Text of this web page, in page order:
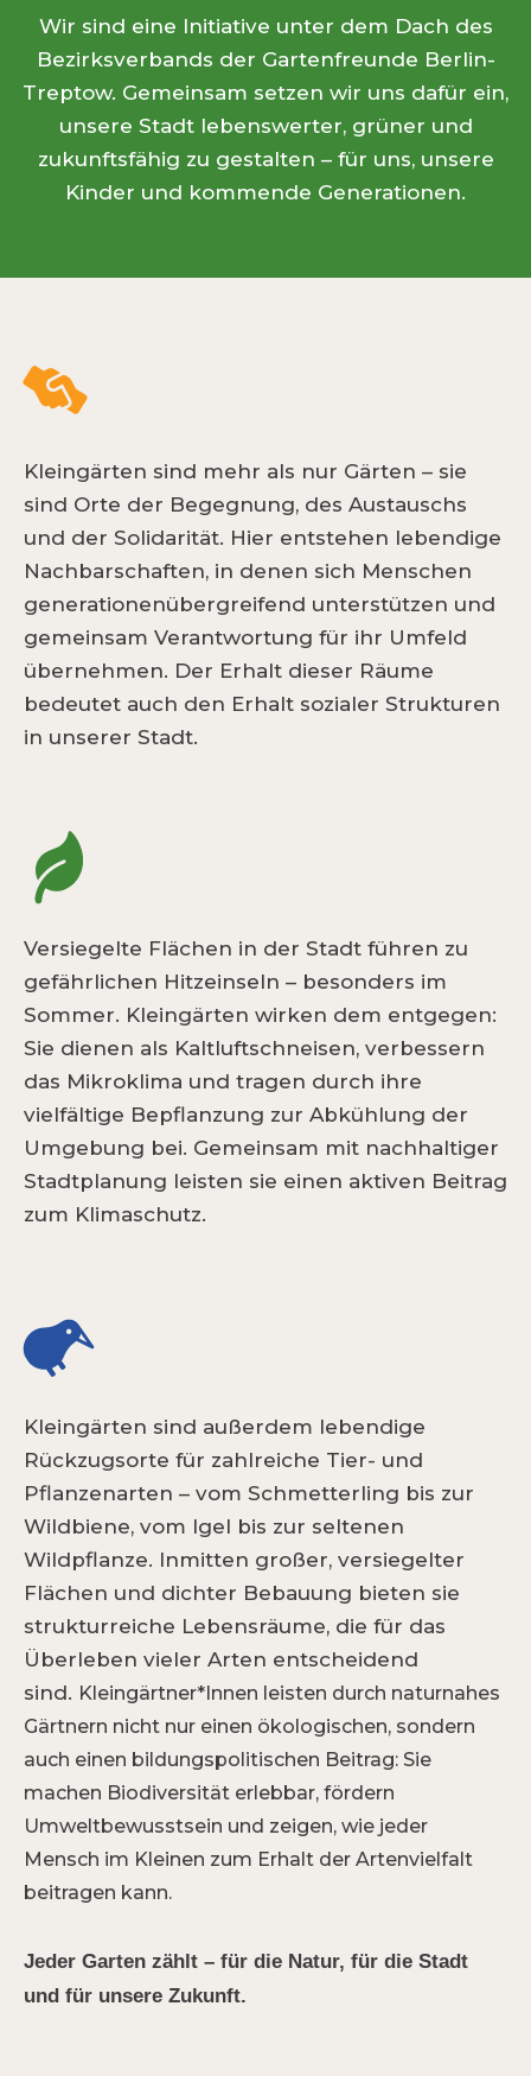
Wir sind eine Initiative unter dem Dach des
Bezirksverbands der Gartenfreunde Berlin-
Treptow. Gemeinsam setzen wir uns dafür ein,
unsere Stadt lebenswerter, grüner und
zukunftsfähig zu gestalten – für uns, unsere
Kinder und kommende Generationen.
Kleingärten sind mehr als nur Gärten – sie
sind Orte der Begegnung, des Austauschs
und der Solidarität. Hier entstehen lebendige
Nachbarschaften, in denen sich Menschen
generationenübergreifend unterstützen und
gemeinsam Verantwortung für ihr Umfeld
übernehmen. Der Erhalt dieser Räume
bedeutet auch den Erhalt sozialer Strukturen
in unserer Stadt.
Versiegelte Flächen in der Stadt führen zu
gefährlichen Hitzeinseln – besonders im
Sommer. Kleingärten wirken dem entgegen:
Sie dienen als Kaltluftschneisen, verbessern
das Mikroklima und tragen durch ihre
vielfältige Bepflanzung zur Abkühlung der
Umgebung bei. Gemeinsam mit nachhaltiger
Stadtplanung leisten sie einen aktiven Beitrag
zum Klimaschutz.
Kleingärten sind außerdem lebendige
Rückzugsorte für zahlreiche Tier- und
Pflanzenarten – vom Schmetterling bis zur
Wildbiene, vom Igel bis zur seltenen
Wildpflanze. Inmitten großer, versiegelter
Flächen und dichter Bebauung bieten sie
strukturreiche Lebensräume, die für das
Überleben vieler Arten entscheidend
sind. Kleingärtner*Innen leisten durch naturnahes
Gärtnern nicht nur einen ökologischen, sondern
auch einen bildungspolitischen Beitrag: Sie
machen Biodiversität erlebbar, fördern
Umweltbewusstsein und zeigen, wie jeder
Mensch im Kleinen zum Erhalt der Artenvielfalt
beitragen kann.
Jeder Garten zählt – für die Natur, für die Stadt
und für unsere Zukunft.